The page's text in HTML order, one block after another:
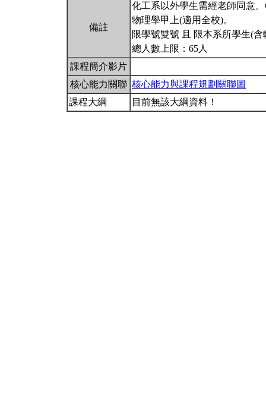
備註
化工系以外學生需經老師同意
物理學甲上(適用全校)。
限學號雙號 且 限本系所學生(
總人數上限：65人
課程簡介影片
核心能力關聯 核心能力與課程規劃關聯圖
課程大綱
目前無該大綱資料！